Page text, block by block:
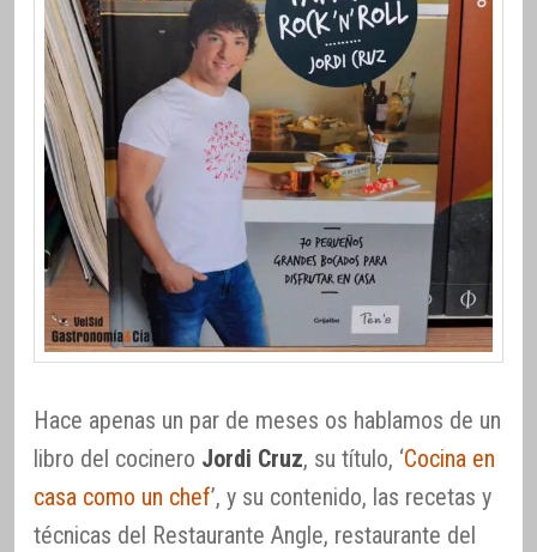
Hace apenas un par de meses os hablamos de un
libro del cocinero Jordi Cruz, su título, ‘Cocina en
casa como un chef’, y su contenido, las recetas y
técnicas del Restaurante Angle, restaurante del